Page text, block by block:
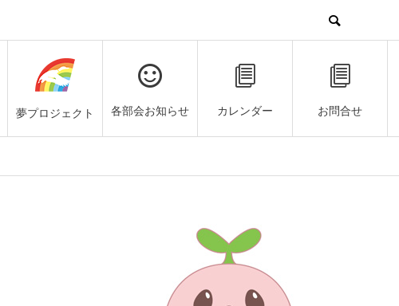
夢プロジェクト 各部会お知らせ カレンダー お問合せ